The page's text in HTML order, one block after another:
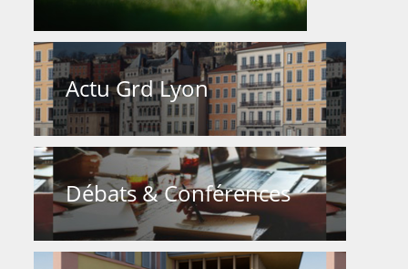
Actu Grd Lyon
Débats & Conférences